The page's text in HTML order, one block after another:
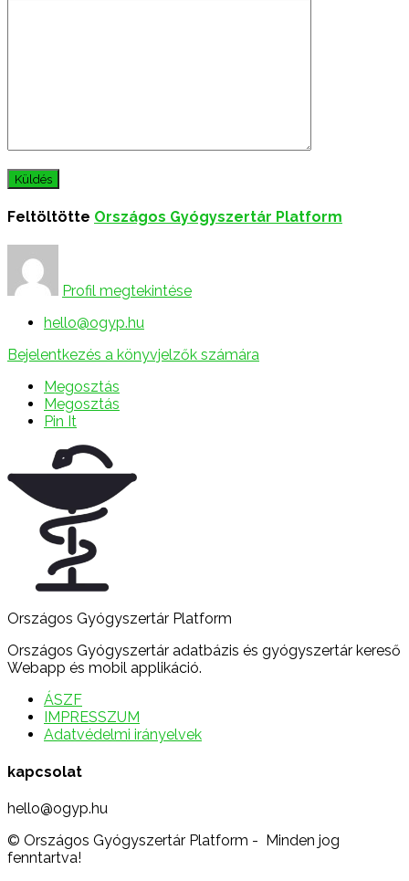
Feltöltötte Országos Gyógyszertár Platform
Profil megtekintése
hello@ogyp.hu
Bejelentkezés a könyvjelzők számára
Megosztás
Megosztás
Pin It
Országos Gyógyszertár Platform
Országos Gyógyszertár adatbázis és gyógyszertár kereső
Webapp és mobil applikáció.
ÁSZF
IMPRESSZUM
Adatvédelmi irányelvek
kapcsolat
hello@ogyp.hu
© Országos Gyógyszertár Platform - Minden jog
fenntartva!